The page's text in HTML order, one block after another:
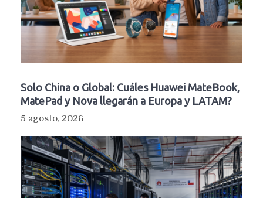
Solo China o Global: Cuáles Huawei MateBook,
MatePad y Nova llegarán a Europa y LATAM?
5 agosto, 2026